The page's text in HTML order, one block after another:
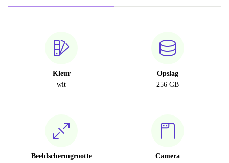
Kleur
wit
Opslag
256 GB
Beeldschermgrootte
Camera